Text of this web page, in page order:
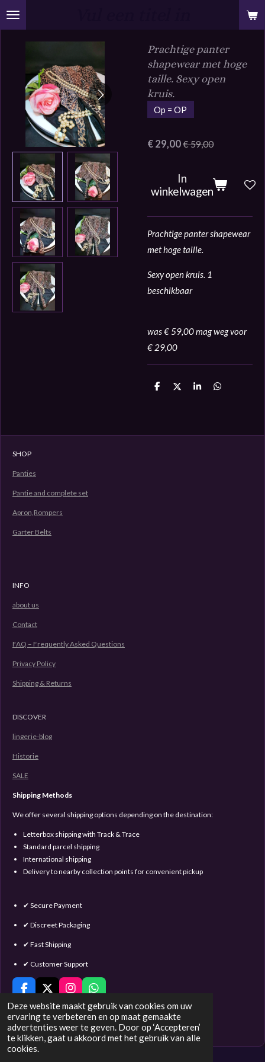
Deze website maakt gebruik van cookies om uw
ervaring te verbeteren en op maat gemaakte
advertenties weer te geven. Door op ‘Accepteren’
te klikken, gaat u akkoord met het gebruik van alle
cookies.
Ga
direct
hoofdinhoud
Prachtige panter
shapewear met hoge
taille. Sexy open
kruis.
Op = OP
€ 29,00€ 59,00
In
winkelwagen
Prachtige panter shapewear
met hoge taille.
Sexy open kruis. 1
beschikbaar
was € 59,00 mag weg voor
€ 29,00
D
D
S
D
SHOP
Panties
Pantie and complete set
Apron,Rompers
Garter Belts
INFO
about us
Contact
FAQ – Frequently Asked Questions
Privacy Policy
Shipping & Returns
DISCOVER
lingerie-blog
Historie
SALE
Shipping Methods
We offer several shipping options depending on the destination:
Letterbox shipping with Track & Trace
Standard parcel shipping
International shipping
Delivery to nearby collection points for convenient pickup
✔ Secure Payment
✔ Discreet Packaging
✔ Fast Shipping
✔ Customer Support
F
a
c
e
b
o
X
I
n
s
t
a
W
h
a
t
s
© 2016 - 2023 Satin & Lace